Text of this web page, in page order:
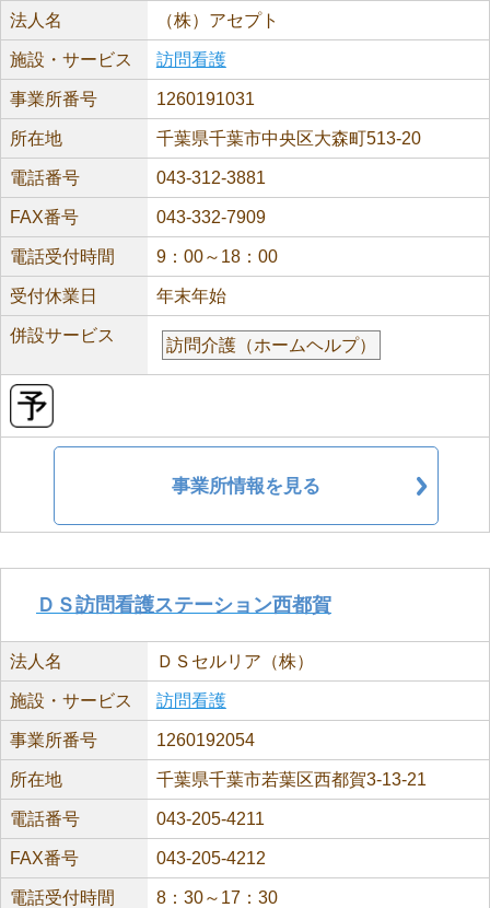
法人名 （株）アセプト
施設・サービス 訪問看護
事業所番号 1260191031
所在地 千葉県千葉市中央区大森町513-20
電話番号 043-312-3881
FAX番号 043-332-7909
電話受付時間 9：00～18：00
受付休業日 年末年始
併設サービス
訪問介護（ホームヘルプ）
事業所情報を見る
ＤＳ訪問看護ステーション西都賀
法人名 ＤＳセルリア（株）
施設・サービス 訪問看護
事業所番号 1260192054
所在地 千葉県千葉市若葉区西都賀3-13-21
電話番号 043-205-4211
FAX番号 043-205-4212
電話受付時間 8：30～17：30